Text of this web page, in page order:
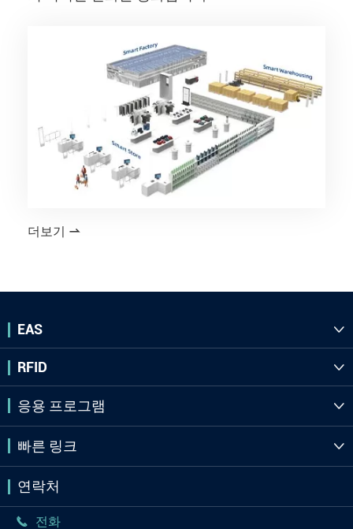
더보기 
EAS 
RFID 
응용 프로그램 
빠른 링크 
연락처
 전화